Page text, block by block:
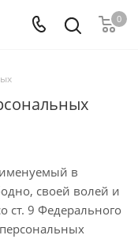
0
в
своей волей и
ст. 9 Федерального